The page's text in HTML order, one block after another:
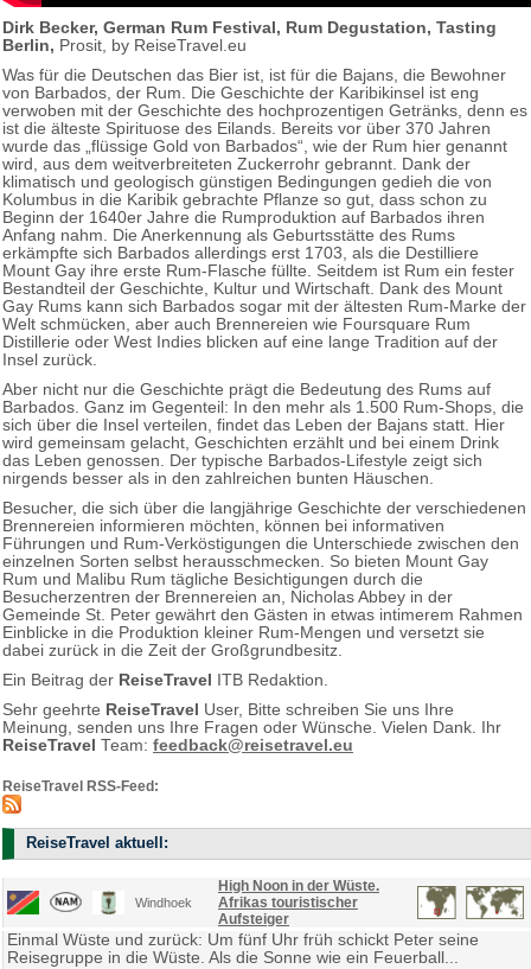
Dirk Becker, German Rum Festival, Rum Degustation, Tasting
Berlin, Prosit, by ReiseTravel.eu
Was für die Deutschen das Bier ist, ist für die Bajans, die Bewohner
von Barbados, der Rum. Die Geschichte der Karibikinsel ist eng
verwoben mit der Geschichte des hochprozentigen Getränks, denn es
ist die älteste Spirituose des Eilands. Bereits vor über 370 Jahren
wurde das „flüssige Gold von Barbados“, wie der Rum hier genannt
wird, aus dem weitverbreiteten Zuckerrohr gebrannt. Dank der
klimatisch und geologisch günstigen Bedingungen gedieh die von
Kolumbus in die Karibik gebrachte Pflanze so gut, dass schon zu
Beginn der 1640er Jahre die Rumproduktion auf Barbados ihren
Anfang nahm. Die Anerkennung als Geburtsstätte des Rums
erkämpfte sich Barbados allerdings erst 1703, als die Destilliere
Mount Gay ihre erste Rum-Flasche füllte. Seitdem ist Rum ein fester
Bestandteil der Geschichte, Kultur und Wirtschaft. Dank des Mount
Gay Rums kann sich Barbados sogar mit der ältesten Rum-Marke der
Welt schmücken, aber auch Brennereien wie Foursquare Rum
Distillerie oder West Indies blicken auf eine lange Tradition auf der
Insel zurück.
Aber nicht nur die Geschichte prägt die Bedeutung des Rums auf
Barbados. Ganz im Gegenteil: In den mehr als 1.500 Rum-Shops, die
sich über die Insel verteilen, findet das Leben der Bajans statt. Hier
wird gemeinsam gelacht, Geschichten erzählt und bei einem Drink
das Leben genossen. Der typische Barbados-Lifestyle zeigt sich
nirgends besser als in den zahlreichen bunten Häuschen.
Besucher, die sich über die langjährige Geschichte der verschiedenen
Brennereien informieren möchten, können bei informativen
Führungen und Rum-Verköstigungen die Unterschiede zwischen den
einzelnen Sorten selbst herausschmecken. So bieten Mount Gay
Rum und Malibu Rum tägliche Besichtigungen durch die
Besucherzentren der Brennereien an, Nicholas Abbey in der
Gemeinde St. Peter gewährt den Gästen in etwas intimerem Rahmen
Einblicke in die Produktion kleiner Rum-Mengen und versetzt sie
dabei zurück in die Zeit der Großgrundbesitz.
Ein Beitrag der ReiseTravel ITB Redaktion.
Sehr geehrte ReiseTravel User, Bitte schreiben Sie uns Ihre
Meinung, senden uns Ihre Fragen oder Wünsche. Vielen Dank. Ihr
ReiseTravel Team: feedback@reisetravel.eu
ReiseTravel RSS-Feed:
ReiseTravel aktuell:
Windhoek
High Noon in der Wüste.
Afrikas touristischer
Aufsteiger
Einmal Wüste und zurück: Um fünf Uhr früh schickt Peter seine
Reisegruppe in die Wüste. Als die Sonne wie ein Feuerball...